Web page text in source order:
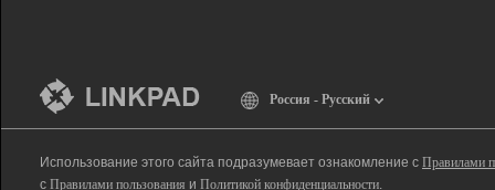
Россия - Русский
Использование этого сайта подразумевает ознакомление с Правилами
с Правилами пользования и Политикой конфиденциальности.